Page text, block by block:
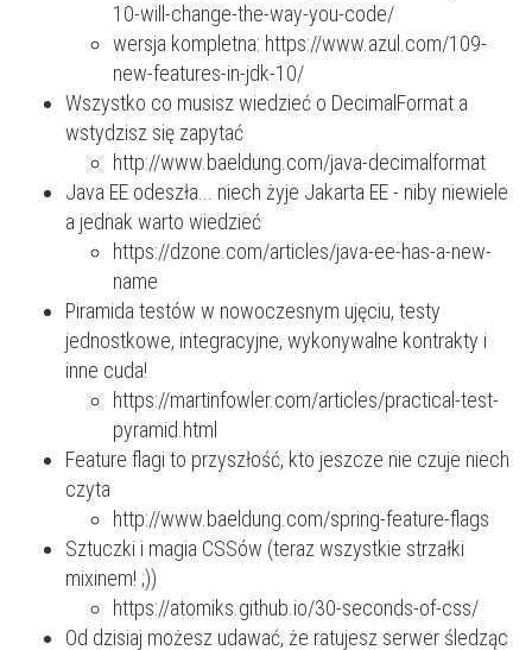
10-will-change-the-way-you-code/
wersja kompletna: https://www.azul.com/109-
new-features-in-jdk-10/
Wszystko co musisz wiedzieć o DecimalFormat a
wstydzisz się zapytać
http://www.baeldung.com/java-decimalformat
Java EE odeszła... niech żyje Jakarta EE - niby niewiele
a jednak warto wiedzieć
https://dzone.com/articles/java-ee-has-a-new-
name
Piramida testów w nowoczesnym ujęciu, testy
jednostkowe, integracyjne, wykonywalne kontrakty i
inne cuda!
https://martinfowler.com/articles/practical-test-
pyramid.html
Feature flagi to przyszłość, kto jeszcze nie czuje niech
czyta
http://www.baeldung.com/spring-feature-flags
Sztuczki i magia CSSów (teraz wszystkie strzałki
mixinem! ;))
https://atomiks.github.io/30-seconds-of-css/
Od dzisiaj możesz udawać, że ratujesz serwer śledząc